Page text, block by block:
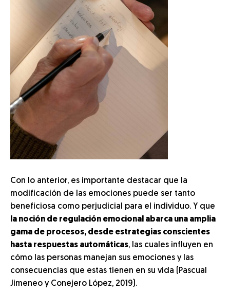
Con lo anterior, es importante destacar que la
modificación de las emociones puede ser tanto
beneficiosa como perjudicial para el individuo. Y que
la noción de regulación emocional abarca una amplia
gama de procesos, desde estrategias conscientes
hasta respuestas automáticas, las cuales influyen en
cómo las personas manejan sus emociones y las
consecuencias que estas tienen en su vida (Pascual
Jimeneo y Conejero López, 2019).